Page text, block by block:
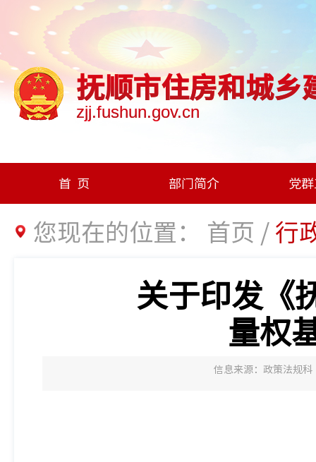
抚顺市住房和城乡
zjj.fushun.gov.cn
首页 部门简介 党
您现在的位置： 首页 /行
关于印发《
量权
信息来源：政策法规科